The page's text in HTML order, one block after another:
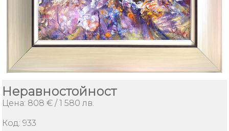
ИЗКУСТВО
Плащане
доставка
Контакти
За
Неравностойност
Цена: 808 € / 1 580 лв.
Код:933